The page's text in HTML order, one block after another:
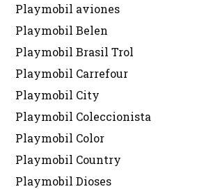
Playmobil aviones
Playmobil Belen
Playmobil Brasil Trol
Playmobil Carrefour
Playmobil City
Playmobil Coleccionista
Playmobil Color
Playmobil Country
Playmobil Dioses